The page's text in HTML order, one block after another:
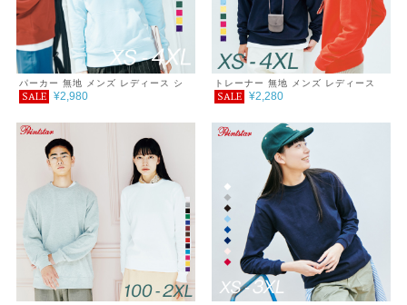
パーカー 無地 メンズ レディース シ
ンプル カジュアル おしゃれ 重ね着
ー 裏毛 9.7オンス あったか ゆったり
春 秋 冬 巣ごもり
SALE ¥2,980
トレーナー 無地 メンズ レディース
シンプル カジュアル おしゃれ 重ね着
9.7オンス あったか ゆったり 春 秋
冬 巣ごもり
SALE ¥2,280